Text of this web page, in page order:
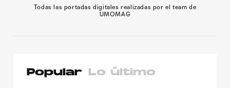
Publicidad
Todas las portadas digitales realizadas por el team de
UMOMAG
Popular Lo último